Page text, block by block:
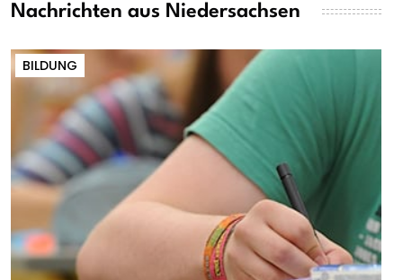
Nachrichten aus Niedersachsen
BILDUNG